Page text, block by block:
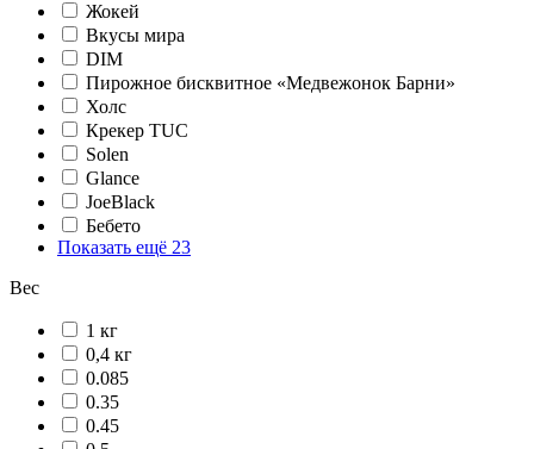
Жокей
Вкусы мира
DIM
Пирожное бисквитное «Медвежонок Барни»
Холс
Крекер TUC
Solen
Glance
JoeBlack
Бебето
Показать ещё 23
Вес
1 кг
0,4 кг
0.085
0.35
0.45